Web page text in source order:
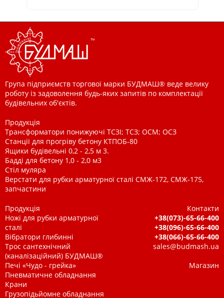
Група підприємств торгової марки БУДМАШ® веде велику
роботу із задоволення будь-яких запитів по комплектації
будівельних об'єктів.
Продукція
Трансформатори понижуючі ТСЗІ; ТСЗ; ОСМ; ОСЗ
Станції для прогріву бетону КТПОБ-80
Ящики будівельні 0,2 - 2,5 м 3.
Бадді для бетону 1,0 - 2,0 м3
Стіл муляра
Верстати для рубки арматурної сталі СМЖ-172, СМЖ-175,
запчастини
Продукція
Ножі для рубки арматурної
сталі
Вібратори глибинні
Трос сантехнічний
(каналізаційний) БУДМАШ®
Печі «Чудо - грейка»
Пневматичне обладнання
Крани
Грузопідьйомне обладнання
Контакти
+38(073)-65-66-400
+38(096)-65-66-400
+38(066)-65-66-400
sales@budmash.ua
Магазин